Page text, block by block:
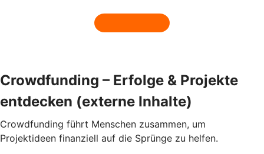
Crowdfunding – Erfolge & Projekte
entdecken (externe Inhalte)
Crowdfunding führt Menschen zusammen, um
Projektideen finanziell auf die Sprünge zu helfen.